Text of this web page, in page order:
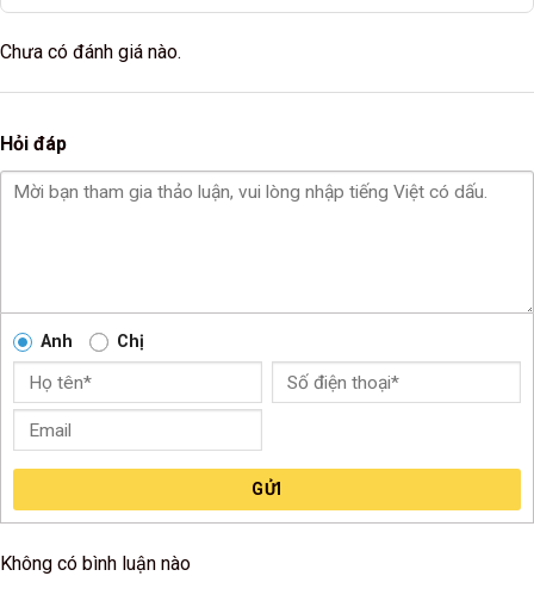
Chưa có đánh giá nào.
Hỏi đáp
Anh Chị
GỬI
Không có bình luận nào